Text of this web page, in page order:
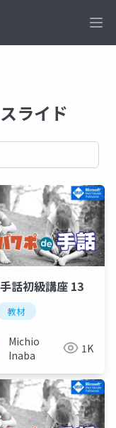
ライド
話初級講座 13
教材
Michio
Inaba
1K